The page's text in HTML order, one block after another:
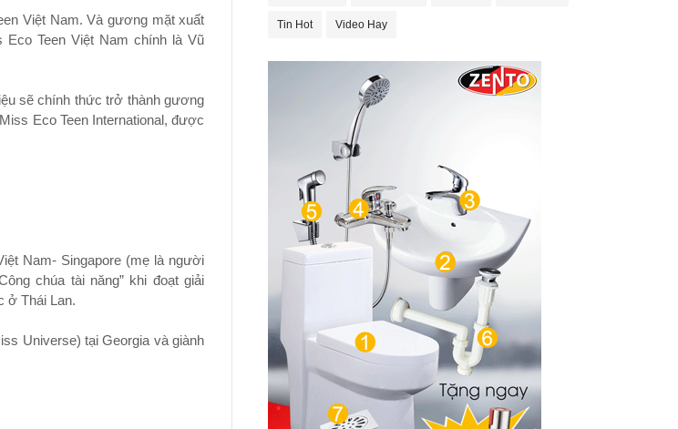
Việt Nam. Và gương mặt xuất
Teen Việt Nam chính là Vũ
sẽ chính thức trở thành gương
Eco Teen International, được
Nam- Singapore (mẹ là người
chúa tài năng” khi đoạt giải
ở Thái Lan.
Universe) tại Georgia và giành
Tin Hot Video Hay